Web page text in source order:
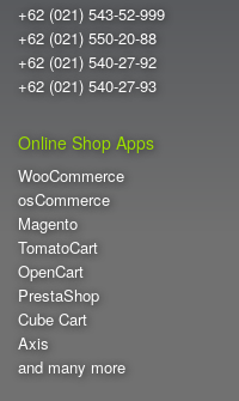
+62 (021) 543-52-999
+62 (021) 550-20-88
+62 (021) 540-27-92
+62 (021) 540-27-93
Online Shop Apps
WooCommerce
osCommerce
Magento
TomatoCart
OpenCart
PrestaShop
Cube Cart
Axis
and many more